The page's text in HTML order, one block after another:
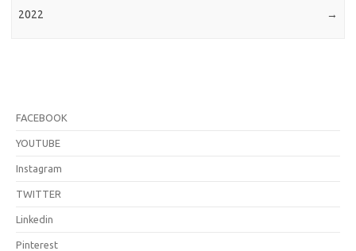
2022
→
FACEBOOK
YOUTUBE
Instagram
TWITTER
Linkedin
Pinterest